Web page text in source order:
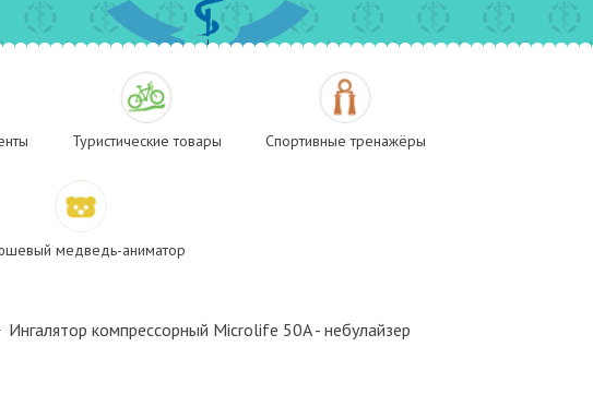
Туристические товары Спортивные тренажёры
медведь-аниматор
Ингалятор компрессорный Microlife 50A - небулайзер